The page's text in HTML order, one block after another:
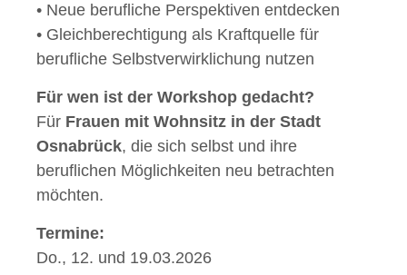
• Neue berufliche Perspektiven entdecken
• Gleichberechtigung als Kraftquelle für
berufliche Selbstverwirklichung nutzen
Für wen ist der Workshop gedacht?
Für Frauen mit Wohnsitz in der Stadt
Osnabrück, die sich selbst und ihre
beruflichen Möglichkeiten neu betrachten
möchten.
Termine:
Do., 12. und 19.03.2026